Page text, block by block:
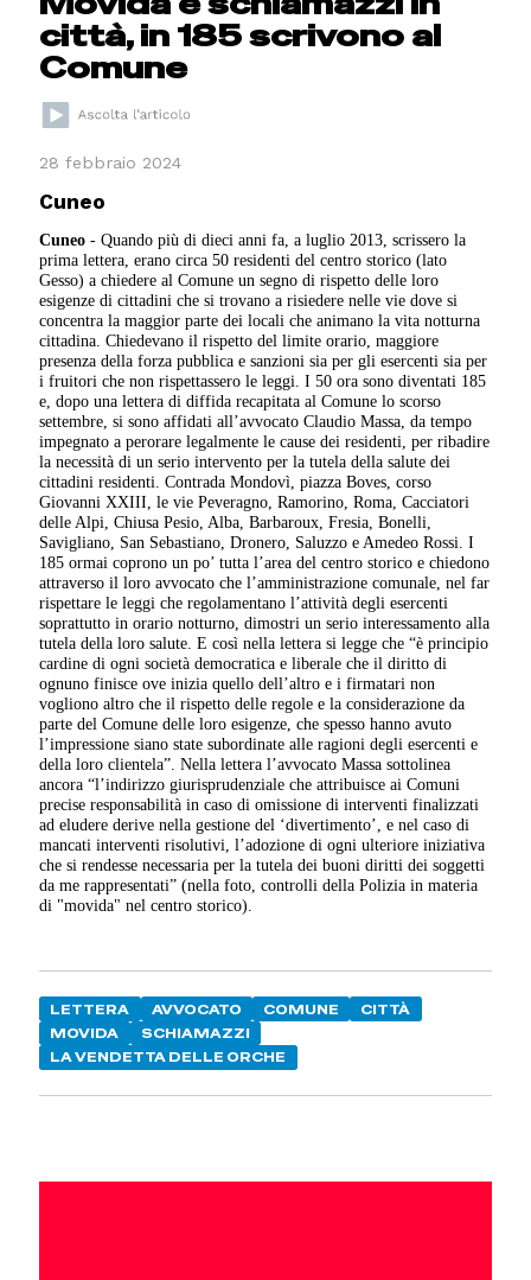
città, in 185 scrivono al
Comune
28 febbraio 2024
Cuneo
Cuneo -Quando più di dieci anni fa, a luglio 2013, scrissero la
prima lettera, erano circa 50 residenti del centro storico (lato
Gesso) a chiedere al Comune un segno di rispetto delle loro
esigenze di cittadini che si trovano a risiedere nelle vie dove si
concentra la maggior parte dei locali che animano la vita notturna
cittadina. Chiedevano il rispetto del limite orario, maggiore
presenza della forza pubblica e sanzioni sia per gli esercenti sia per
i fruitori che non rispettassero le leggi. I 50 ora sono diventati 185
e, dopo una lettera di diffida recapitata al Comune lo scorso
settembre, si sono affidati all’avvocato Claudio Massa, da tempo
impegnato a perorare legalmente le cause dei residenti, per ribadire
la necessità di un serio intervento per la tutela della salute dei
cittadini residenti. Contrada Mondovì, piazza Boves, corso
Giovanni XXIII, le vie Peveragno, Ramorino, Roma, Cacciatori
delle Alpi, Chiusa Pesio, Alba, Barbaroux, Fresia, Bonelli,
Savigliano, San Sebastiano, Dronero, Saluzzo e Amedeo Rossi. I
185 ormai coprono un po’ tutta l’area del centro storico e chiedono
attraverso il loro avvocato che l’amministrazione comunale, nel far
rispettare le leggi che regolamentano l’attività degli esercenti
soprattutto in orario notturno, dimostri un serio interessamento alla
tutela della loro salute. E così nella lettera si legge che “è principio
cardine di ogni società democratica e liberale che il diritto di
ognuno finisce ove inizia quello dell’altro e i firmatari non
vogliono altro che il rispetto delle regole e la considerazione da
parte del Comune delle loro esigenze, che spesso hanno avuto
l’impressione siano state subordinate alle ragioni degli esercenti e
della loro clientela”. Nella lettera l’avvocato Massa sottolinea
ancora “l’indirizzo giurisprudenziale che attribuisce ai Comuni
precise responsabilità in caso di omissione di interventi finalizzati
ad eludere derive nella gestione del ‘divertimento’, e nel caso di
mancati interventi risolutivi, l’adozione di ogni ulteriore iniziativa
che si rendesse necessaria per la tutela dei buoni diritti dei soggetti
da me rappresentati” (nella foto, controlli della Polizia in materia
di "movida" nel centro storico).
LETTERA AVVOCATO COMUNE
CITTÀ
MOVIDA
SCHIAMAZZI
LA VENDETTA DELLE ORCHE